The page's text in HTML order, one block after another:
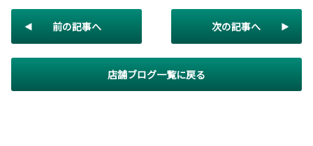
前の記事へ
店舗ブログ一覧に戻る
次の記事へ